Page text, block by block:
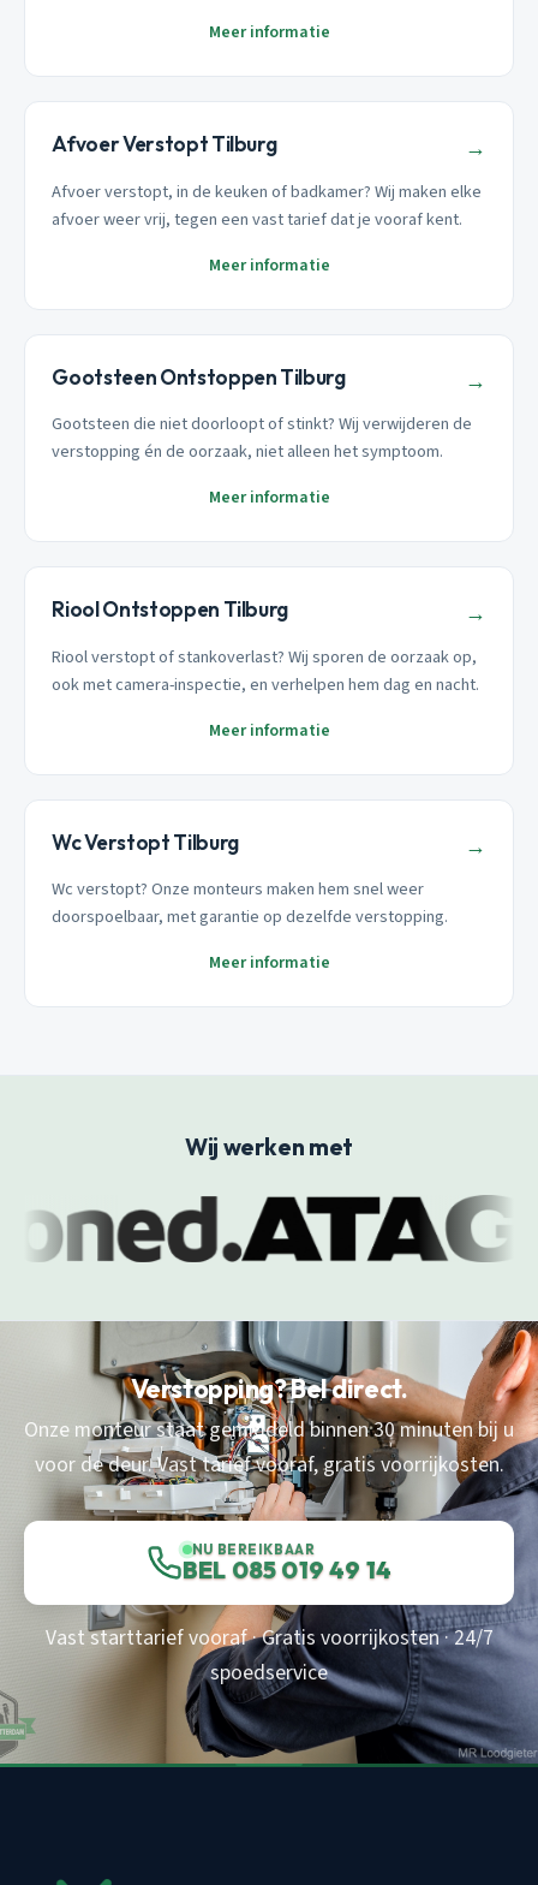
Meer informatie
Afvoer Verstopt Tilburg →
Afvoer verstopt, in de keuken of badkamer? Wij maken elke
afvoer weer vrij, tegen een vast tarief dat je vooraf kent.
Meer informatie
Gootsteen Ontstoppen Tilburg →
Gootsteen die niet doorloopt of stinkt? Wij verwijderen de
verstopping én de oorzaak, niet alleen het symptoom.
Meer informatie
Riool Ontstoppen Tilburg →
Riool verstopt of stankoverlast? Wij sporen de oorzaak op,
ook met camera-inspectie, en verhelpen hem dag en nacht.
Meer informatie
Wc Verstopt Tilburg →
Wc verstopt? Onze monteurs maken hem snel weer
doorspoelbaar, met garantie op dezelfde verstopping.
Meer informatie
Wij werken met
Verstopping? Bel direct.
Onze monteur staat gemiddeld binnen 30 minuten bij u
voor de deur. Vast tarief vooraf, gratis voorrijkosten.
NU BEREIKBAAR
BEL 085 019 49 14
Vast starttarief vooraf · Gratis voorrijkosten · 24/7
spoedservice